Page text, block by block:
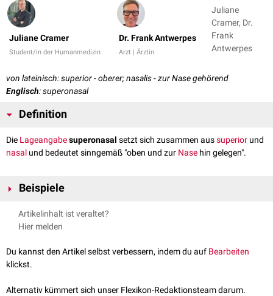
Juliane Cramer
Student/in der Humanmedizin
Dr. Frank Antwerpes
Arzt | Ärztin
Juliane
Cramer, Dr.
Frank
Antwerpes
von lateinisch: superior - oberer; nasalis - zur Nase gehörend
Englisch: superonasal
Definition
Die Lageangabesuperonasal setzt sich zusammen aussuperior und
nasal und bedeutet sinngemäß "oben und zur Nase hin gelegen".
Beispiele
Ophthalmologie
: superonasaler Quadrant - der obere, nasennahen
Bereich des
Bereich des Gehirns gelegen, z.B. Äste der
Arteria ophthalmica
Artikelinhalt ist veraltet?
Hier melden
Du kannst den Artikel selbst verbessern, indem du auf Bearbeiten
klickst.
Alternativ kümmert sich unser Flexikon-Redaktionsteam darum.